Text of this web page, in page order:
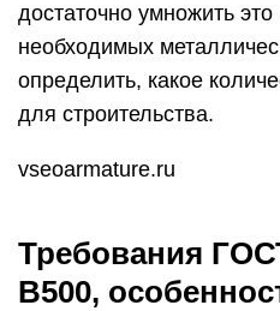
достаточно умножить
необходимых
определить, какое
для строительства.
vseoarmature.ru
Требования
В500,